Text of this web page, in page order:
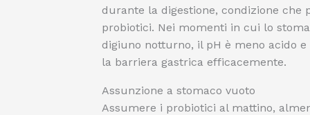
durante la digestione, condizione
probiotici. Nei momenti in cui lo
digiuno notturno, il pH è meno acido
la barriera gastrica efficacemente.
Assunzione a stomaco vuoto
Assumere i probiotici al mattino,